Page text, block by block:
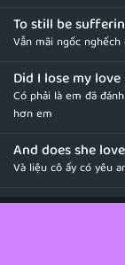
To still be
Vẫn mãi ngốc
Did I lose my
Có phải là em đã
hơn em
And does she
Và liệu cô ấy có yêu
I do, you know I
Em yêu anh, anh